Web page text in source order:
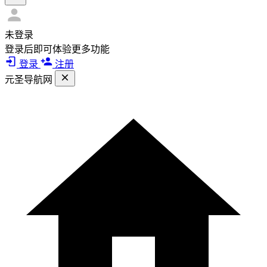
未登录
登录后即可体验更多功能
登录
注册
元圣导航网